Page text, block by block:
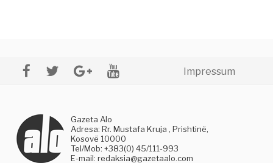
Impressum
Gazeta Alo
Adresa: Rr. Mustafa Kruja , Prishtinë,
Kosovë 10000
Tel/Mob: +383(0) 45/111-993
E-mail:redaksia@gazetaalo.com